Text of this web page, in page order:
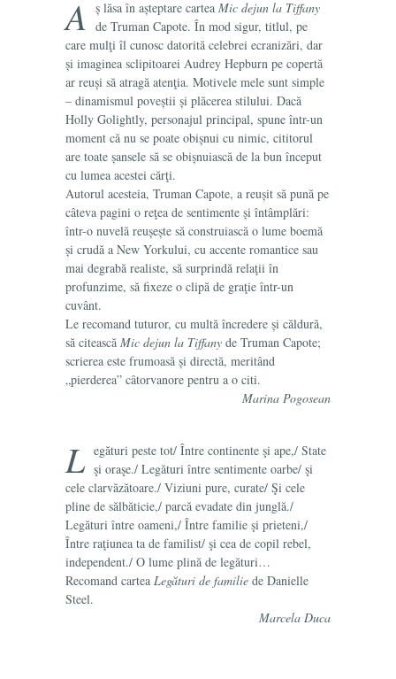
A ș lăsa în așteptare cartea Mic dejun la Tiffany
de Truman Capote. În mod sigur, titlul, pe
care mulţi îl cunosc datorită celebrei ecranizări, dar
și imaginea sclipitoarei Audrey Hepburn pe copertă
ar reuși să atragă atenţia. Motivele mele sunt simple
– dinamismul poveștii și plăcerea stilului. Dacă
Holly Golightly, personajul principal, spune într-un
moment că nu se poate obișnui cu nimic, cititorul
are toate șansele să se obișnuiască de la bun început
cu lumea acestei cărţi.
Autorul acesteia, Truman Capote, a reușit să pună pe
câteva pagini o reţea de sentimente și întâmplări:
într-o nuvelă reușește să construiască o lume boemă
și crudă a New Yorkului, cu accente romantice sau
mai degrabă realiste, să surprindă relaţii în
profunzime, să fixeze o clipă de graţie într-un
cuvânt.
Le recomand tuturor, cu multă încredere și căldură,
să citească Mic dejun la Tiffany de Truman Capote;
scrierea este frumoasă și directă, meritând
„pierderea” câtorvanore pentru a o citi.
Marina Pogosean
L egături peste tot/ Între continente şi ape,/ State
şi oraşe./ Legături între sentimente oarbe/ şi
cele clarvăzătoare./ Viziuni pure, curate/ Şi cele
pline de sălbăticie,/ parcă evadate din junglă./
Legături între oameni,/ Între familie şi prieteni,/
Între raţiunea ta de familist/ şi cea de copil rebel,
independent./ O lume plină de legături…
Recomand cartea Legături de familie de Danielle
Steel.
Marcela Duca